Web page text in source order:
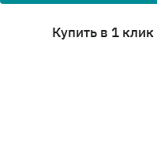
Купить в 1 клик